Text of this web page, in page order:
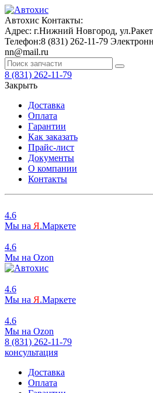
Автохис Контакты:
Адрес: г.Нижний Новгород,
Телефон:8 (831) 262-11-79
nn@mail.ru
8 (831) 262-11-79
Закрыть
Доставка
Оплата
Гарантии
Как заказать
Прайс-лист
Документы
О компании
Контакты
4.6
Мы на Я.Маркете
4.6
Мы на Ozon
4.6
Мы на Я.Маркете
4.6
Мы на Ozon
8 (831) 262-11-79
консультация
Доставка
Оплата